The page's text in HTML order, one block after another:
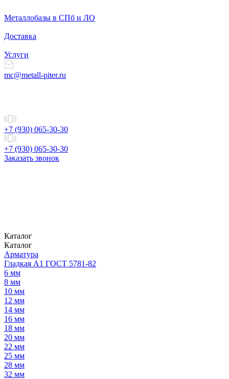
Металлобазы в СПб и ЛО
Доставка
Услуги
mc@metall-piter.ru
+7 (930) 065-30-30
+7 (930) 065-30-30
Заказать звонок
Каталог
Каталог
Арматура
Гладкая А1 ГОСТ 5781-82
6 мм
8 мм
10 мм
12 мм
14 мм
16 мм
18 мм
20 мм
22 мм
25 мм
28 мм
32 мм